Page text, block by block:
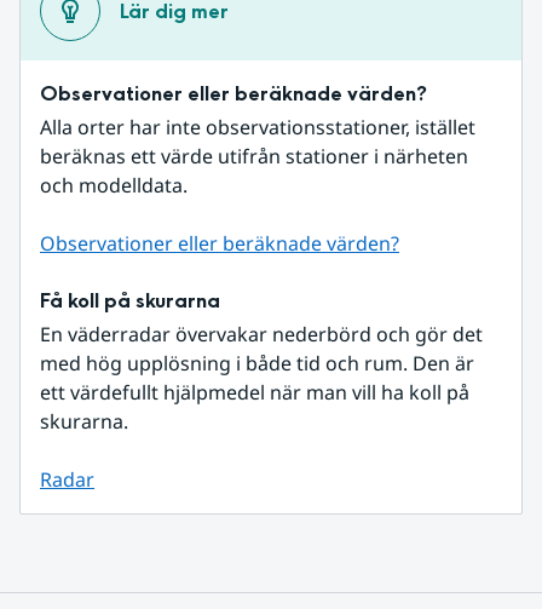
Lär dig mer
Observationer eller beräknade värden?
Alla orter har inte observationsstationer, istället
beräknas ett värde utifrån stationer i närheten
och modelldata.
Observationer eller beräknade värden?
Få koll på skurarna
En väderradar övervakar nederbörd och gör det
med hög upplösning i både tid och rum. Den är
ett värdefullt hjälpmedel när man vill ha koll på
skurarna.
Radar